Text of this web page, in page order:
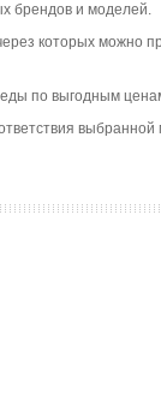
брендов и моделей.
которых можно
по выгодным